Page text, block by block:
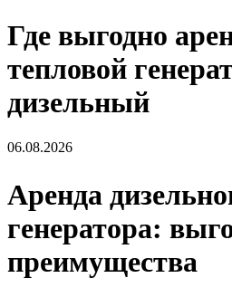
Где выгодно
тепловой
дизельный
06.08.2026
Аренда
генератора:
преимущества